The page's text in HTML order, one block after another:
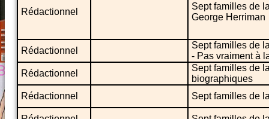
Rédactionnel
Sept familles de
George Herriman
Rédactionnel
Sept familles de
- Pas vraiment à
Rédactionnel
Sept familles de
biographiques
Rédactionnel
Sept familles de